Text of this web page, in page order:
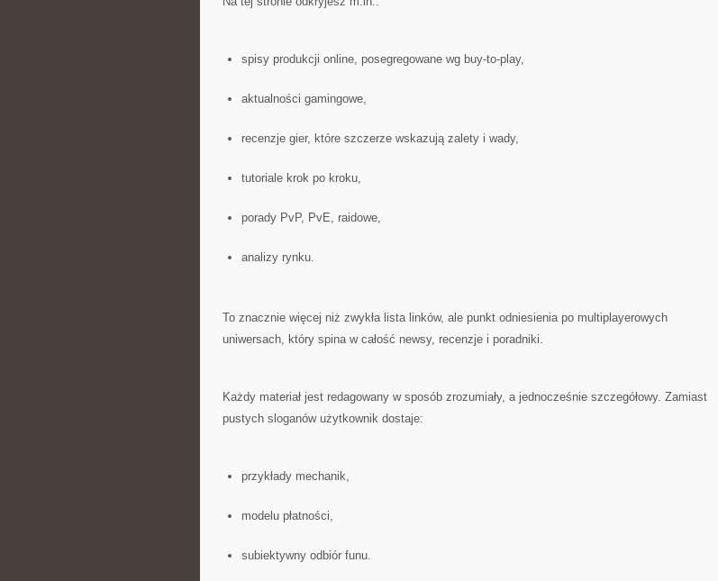
spisy produkcji online, posegregowane wg buy-to-play,
aktualności gamingowe,
recenzje gier, które szczerze wskazują zalety i wady,
tutoriale krok po kroku,
porady PvP, PvE, raidowe,
analizy rynku.
To znacznie więcej niż zwykła lista linków, ale punkt odniesienia po multiplayerowych
uniwersach, który spina w całość newsy, recenzje i poradniki.
Każdy materiał jest redagowany w sposób zrozumiały, a jednocześnie szczegółowy. Zamiast
pustych sloganów użytkownik dostaje:
przykłady mechanik,
modelu płatności,
subiektywny odbiór funu.